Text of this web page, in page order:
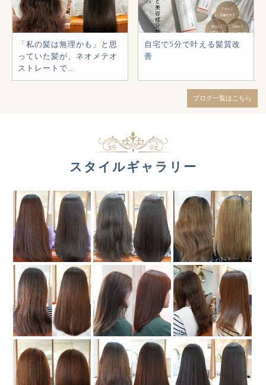
「私の髪は無理かも」と思
っていた髪が、ネオメテオ
ストレートで...
自宅で5分で叶える髪質改
善
ブログ一覧はこちら
スタイルギャラリー